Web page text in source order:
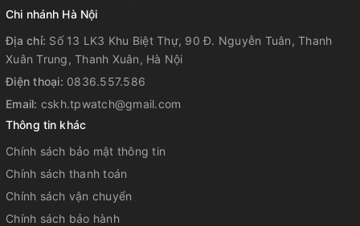
hiệu quả hơn cùng Hai đèn LED Tự
động giúp
hỗ trợ tập luyện tại nơi có ánh sáng
yếu.
Những mẫu này có vỏ nhỏ, rất phù
hợp với trang phục thể thao.
Chi nhánh Hà Nội
Địa chỉ: Số 13 LK3 Khu Biệt Thự, 90 Đ. Nguyễn Tuân, Thanh
Xuân Trung, Thanh Xuân, Hà Nội
Điện thoại: 0836.557.586
Email: cskh.tpwatch@gmail.com
Thông tin khác
Chính sách bảo mật thông tin
Chính sách thanh toán
Chính sách vận chuyển
Chính sách bảo hành